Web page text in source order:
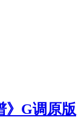
》G调原版